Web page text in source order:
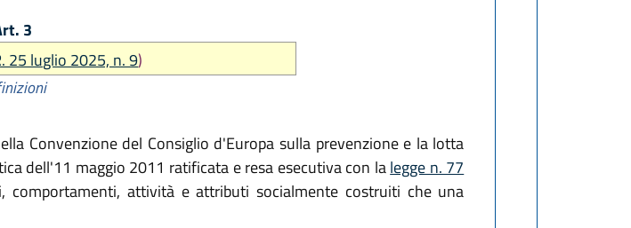
3
25 luglio 2025, n. 9)
Convenzione del Consiglio d'Europa sulla prevenzione e la lotta
dell'11 maggio 2011 ratificata e resa esecutiva con lalegge n. 77
attività e attributi socialmente costruiti che una